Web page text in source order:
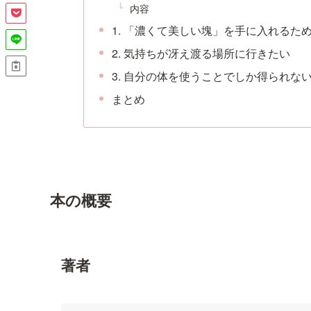
内容
1. 「濃くて美しい塊」を手に入れるた
2. 気持ちが冴え渡る場所に行きたい
3. 自分の体を使うことでしか得られな
まとめ
本の概要
著者